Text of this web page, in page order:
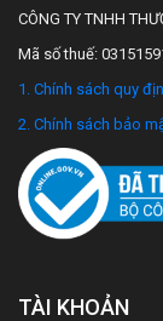
CÔNG TY TNHH
Mã số thuế:
1. Chính sách quy
2. Chính sách bảo
TÀI KHOẢN